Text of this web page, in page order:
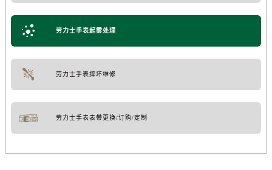
劳力士手表起雾处理
劳力士手表摔坏维修
劳力士手表表带更换/订购/定制